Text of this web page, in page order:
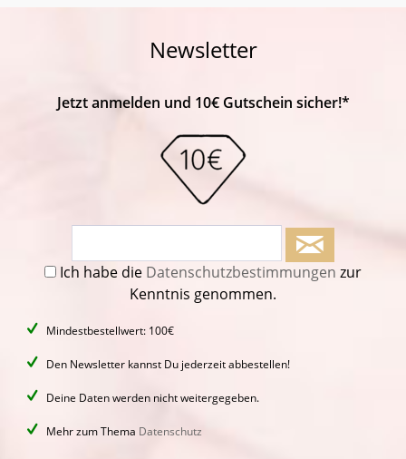
Newsletter
Jetzt anmelden und 10€ Gutschein sicher!*
Ich habe die Datenschutzbestimmungen zur
Kenntnis genommen.
Mindestbestellwert: 100€
Den Newsletter kannst Du jederzeit abbestellen!
Deine Daten werden nicht weitergegeben.
Mehr zum Thema Datenschutz